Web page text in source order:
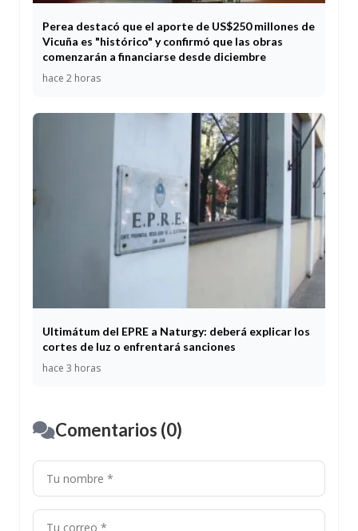
Perea destacó que el aporte de US$250 millones de
Vicuña es "histórico" y confirmó que las obras
comenzarán a financiarse desde diciembre
hace 2 horas
Ultimátum del EPRE a Naturgy: deberá explicar los
cortes de luz o enfrentará sanciones
hace 3 horas
Comentarios (0)